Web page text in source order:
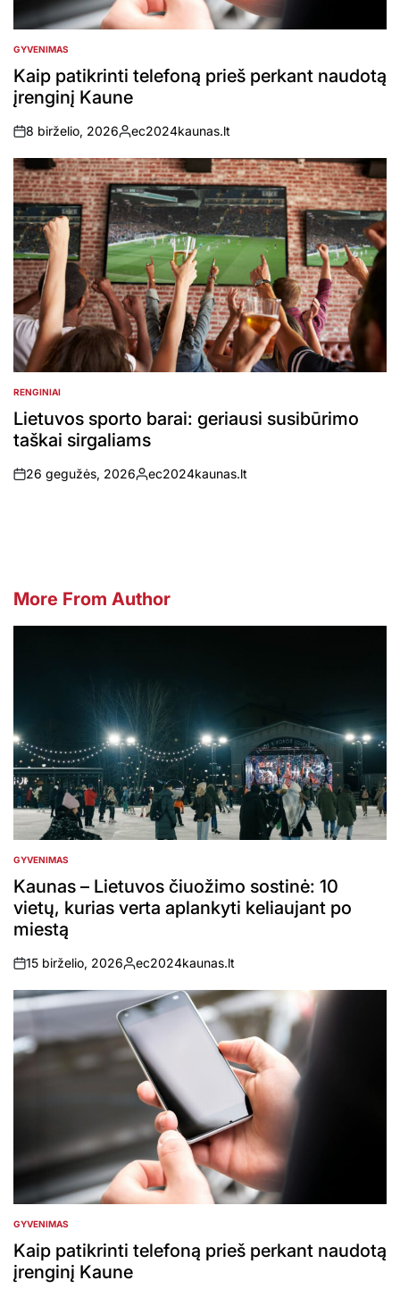
POSTED
IN
GYVENIMAS
Kaip patikrinti telefoną prieš perkant naudotą
įrenginį Kaune
on
8 birželio, 2026
Posted
by
ec2024kaunas.lt
POSTED
IN
RENGINIAI
Lietuvos sporto barai: geriausi susibūrimo
taškai sirgaliams
on
26 gegužės, 2026
Posted
ec2024kaunas.lt
More From Author
POSTED
IN
GYVENIMAS
Kaunas – Lietuvos čiuožimo sostinė: 10
vietų, kurias verta aplankyti keliaujant po
miestą
on
15 birželio, 2026
Posted
by
ec2024kaunas.lt
POSTED
IN
GYVENIMAS
Kaip patikrinti telefoną prieš perkant naudotą
įrenginį Kaune